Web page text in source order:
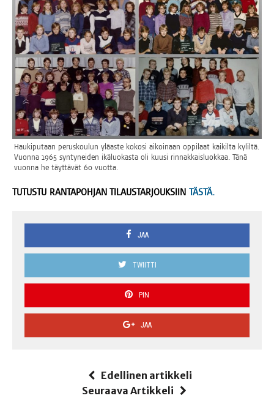
Hau­ki­pu­taan perus­kou­lun ylä­as­te koko­si aikoi­naan oppi­laat kai­kil­ta kylil­tä.
Vuon­na 1965 syn­ty­nei­den ikä­luo­kas­ta oli kuusi rin­nak­kais­luok­kaa. Tänä
vuon­na he täyt­tä­vät 60 vuotta.
TUTUSTU RANTAPOHJAN TILAUSTARJOUKSIIN TÄSTÄ.
JAA
TWIITTI
PIN
JAA
Edellinen artikkeli
Seuraava Artikkeli